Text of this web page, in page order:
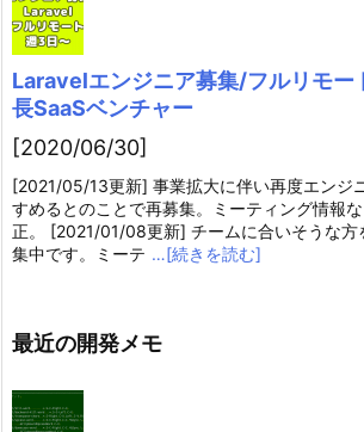
Laravelエンジニア募集/フルリモー
長SaaSベンチャー
[2020/06/30]
[2021/05/13更新] 事業拡大に伴い再度エンジ
すめるとのことで再募集。ミーティング情報
正。 [2021/01/08更新] チームに合いそうな方
集中です。ミーテ …[続きを読む]
最近の開発メモ